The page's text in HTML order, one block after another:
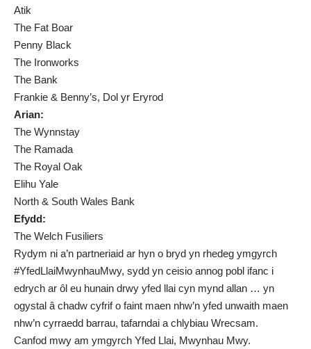
Atik
The Fat Boar
Penny Black
The Ironworks
The Bank
Frankie & Benny’s, Dol yr Eryrod
Arian:
The Wynnstay
The Ramada
The Royal Oak
Elihu Yale
North & South Wales Bank
Efydd:
The Welch Fusiliers
Rydym ni a’n partneriaid ar hyn o bryd yn rhedeg ymgyrch
#YfedLlaiMwynhauMwy, sydd yn ceisio annog pobl ifanc i
edrych ar ôl eu hunain drwy yfed llai cyn mynd allan … yn
ogystal â chadw cyfrif o faint maen nhw’n yfed unwaith maen
nhw’n cyrraedd barrau, tafarndai a chlybiau Wrecsam.
Canfod mwy am ymgyrch Yfed Llai, Mwynhau Mwy.